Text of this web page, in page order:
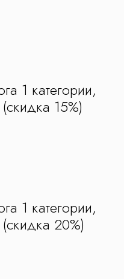
1 категории,
15%)
1 категории,
20%)